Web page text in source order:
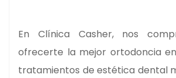
En Clínica Casher, nos
ofrecerte la mejor ortodoncia
tratamientos de estética dental